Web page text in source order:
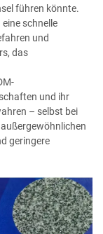
führen könnte.
schnelle
und
das
und ihr
– selbst bei
geringere